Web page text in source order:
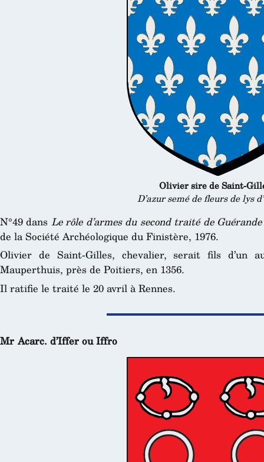
Olivier sire de Saint-
D’azur semé de fleurs de lys
N°49 dans Le rôle d’armes du second traité de
de la Société Archéologique du Finistère, 1976.
Olivier de Saint-Gilles, chevalier, serait fils d’un
Mauperthuis, près de Poitiers, en 1356.
Il ratifie le traité le 20 avril à Rennes.
Mr Acarc. d’Iffer ou Iffro